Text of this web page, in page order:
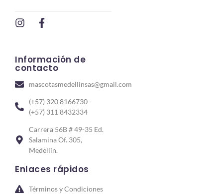
Información de
contacto
mascotasmedellinsas@gmail.com
(+57) 320 8166730 -
(+57) 311 8432334
Carrera 56B # 49-35 Ed.
Salamina Of. 305,
Medellín.
Enlaces rápidos
Términos y Condiciones